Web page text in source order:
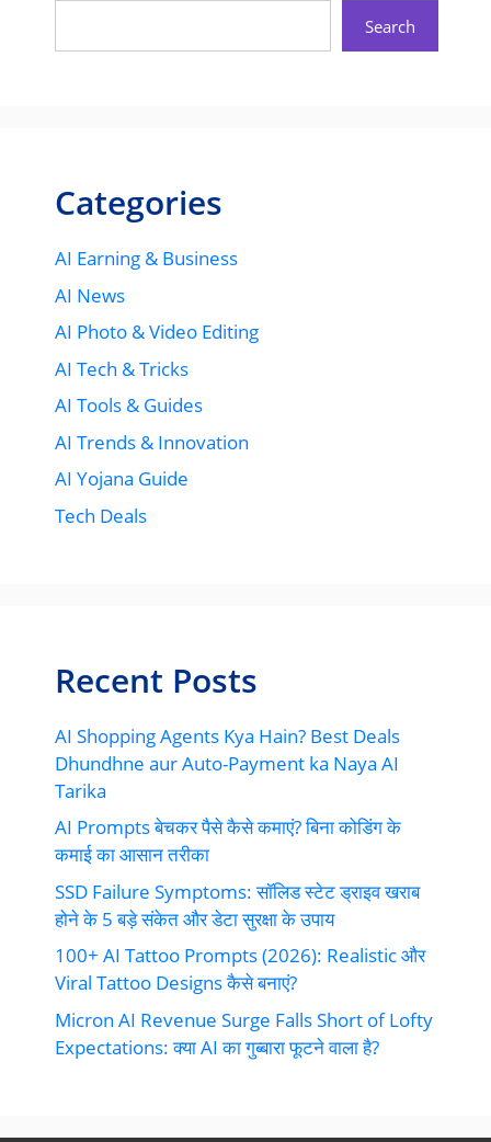
Search
Categories
AI Earning & Business
AI News
AI Photo & Video Editing
AI Tech & Tricks
AI Tools & Guides
AI Trends & Innovation
AI Yojana Guide
Tech Deals
Recent Posts
AI Shopping Agents Kya Hain? Best Deals
Dhundhne aur Auto-Payment ka Naya AI
Tarika
AI Prompts बेचकर पैसे कैसे कमाएं? बिना कोडिंग के
कमाई का आसान तरीका
SSD Failure Symptoms: सॉलिड स्टेट ड्राइव खराब
होने के 5 बड़े संकेत और डेटा सुरक्षा के उपाय
100+ AI Tattoo Prompts (2026): Realistic और
Viral Tattoo Designs कैसे बनाएं?
Micron AI Revenue Surge Falls Short of Lofty
Expectations: क्या AI का गुब्बारा फूटने वाला है?